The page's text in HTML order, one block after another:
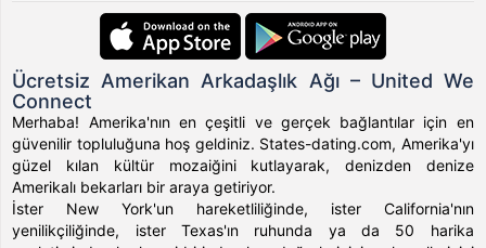
Ücretsiz Amerikan Arkadaşlık Ağı – United We
Connect
Merhaba! Amerika'nın en çeşitli ve gerçek bağlantılar için en
güvenilir topluluğuna hoş geldiniz. States-dating.com, Amerika'yı
güzel kılan kültür mozaiğini kutlayarak, denizden denize
Amerikalı bekarları bir araya getiriyor.
İster New York'un hareketliliğinde, ister California'nın
yenilikçiliğinde, ister Texas'ın ruhunda ya da 50 harika